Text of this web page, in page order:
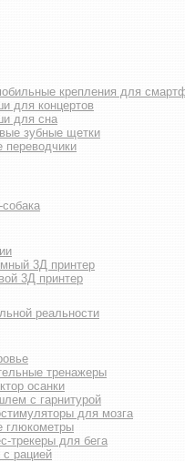
крепления для
для концертов
для сна
зубные щетки
переводчики
собака
3Д принтер
3Д принтер
реальности
тренажеры
осанки
с гарнитурой
для мозга
глюкометры
трекеры для бега
рацией